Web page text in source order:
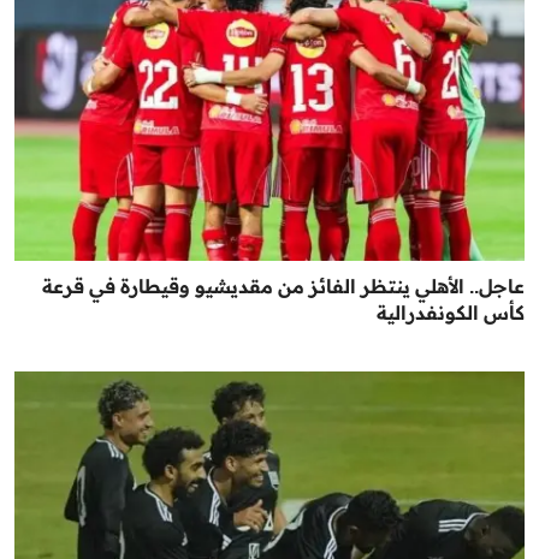
عاجل.. الأهلي ينتظر الفائز من مقديشيو وقيطارة في قرعة
كأس الكونفدرالية